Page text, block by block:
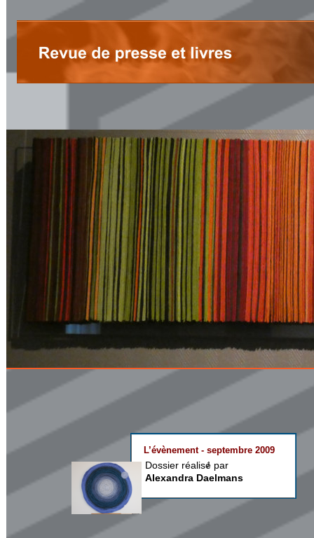
Agenda
L’évènement - septembre 2009
Dossier réalisé par
Alexandra Daelmans